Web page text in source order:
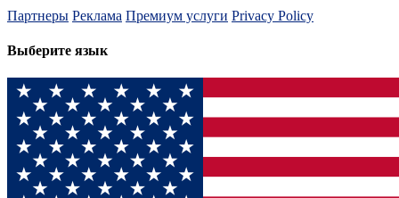
Партнеры Реклама Премиум услуги Privacy Policy
Выберите язык